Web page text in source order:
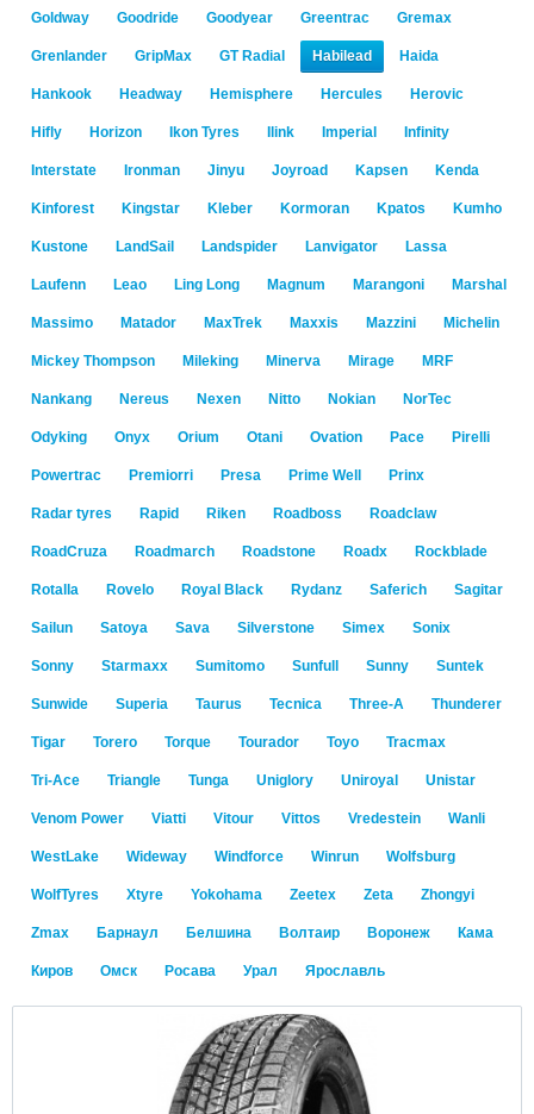
Goldway Goodride Goodyear Greentrac Gremax
Grenlander GripMax GT Radial Habilead Haida
Hankook Headway Hemisphere Hercules Herovic
Hifly Horizon Ikon Tyres Ilink Imperial Infinity
Interstate Ironman Jinyu Joyroad Kapsen Kenda
Kinforest Kingstar Kleber Kormoran Kpatos Kumho
Kustone LandSail Landspider Lanvigator Lassa
Laufenn Leao Ling Long Magnum Marangoni Marshal
Massimo Matador MaxTrek Maxxis Mazzini Michelin
Mickey Thompson Mileking Minerva Mirage MRF
Nankang Nereus Nexen Nitto Nokian NorTec
Odyking Onyx Orium Otani Ovation Pace Pirelli
Powertrac Premiorri Presa Prime Well Prinx
Radar tyres Rapid Riken Roadboss Roadclaw
RoadCruza Roadmarch Roadstone Roadx Rockblade
Rotalla Rovelo Royal Black Rydanz Saferich Sagitar
Sailun Satoya Sava Silverstone Simex Sonix
Sonny Starmaxx Sumitomo Sunfull Sunny Suntek
Sunwide Superia Taurus Tecnica Three-A Thunderer
Tigar Torero Torque Tourador Toyo Tracmax
Tri-Ace Triangle Tunga Uniglory Uniroyal Unistar
Venom Power Viatti Vitour Vittos Vredestein Wanli
WestLake Wideway Windforce Winrun Wolfsburg
WolfTyres Xtyre Yokohama Zeetex Zeta Zhongyi
Zmax Барнаул Белшина Волтаир Воронеж Кама
Киров Омск Росава Урал Ярославль